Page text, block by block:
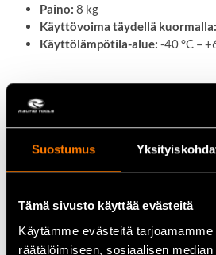
Suostumus
Tämä sivusto käyttää evästeitä
Käytämme evästeitä
räätälöimiseen, sosiaalisen
Paino: 8 kg
Käyttövoima täydellä kuormalla:
Käyttölämpötila-alue: -40 °C –
Ominaisuudet ja edut:
kestävä ja korroosionkestävä.
Tarkka vaihteisto:Vähentää
Vapaaketjumekanismi:
helpon säädön ilman kuormaa.
Kumipäällysteinen kahva: